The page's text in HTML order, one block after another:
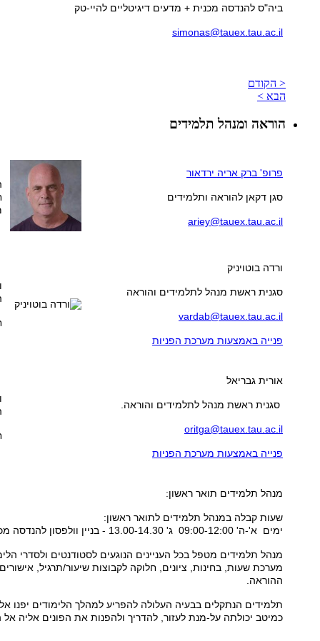
ביה"ס להנדסה מכנית + מדעים דיגיטליים להיי-טק
simonas@tauex.tau.ac.il
< הקודם
הבא >
הוראה ומנהל תלמידים
פרופ' ברק אריה ירדאור
סגן דקאן להוראה ותלמידים
ariey@tauex.tau.ac.il
ורדה בוטויניק
סגנית ראשת מנהל לתלמידים והוראה
vardab@tauex.tau.ac.il
פנייה באמצעות מערכת הפניות
אורית גבריאל
סגנית ראשת מנהל לתלמידים והוראה.
oritga@tauex.tau.ac.il
פנייה באמצעות מערכת הפניות
מנהל תלמידים תואר ראשון:
שעות קבלה במנהל תלמידים לתואר ראשון:
ימים א'-ה' 09:00-12:00 ג' 13.00-14.30 - בניין וולפסון להנדסה מכנית
מנהל תלמידים מטפל בכל העניינים הנוגעים לסטודנטים ולסדרי
מערכת שעות, בחינות, ציונים, חלוקה לקבוצות שיעור/תרגיל,
ההוראה.
תלמידים הנתקלים בבעיה העלולה להפריע למהלך הלימודים יפנו
כמיטב יכולתה על-מנת לעזור, להדריך ולהפנות את הפונים אליה